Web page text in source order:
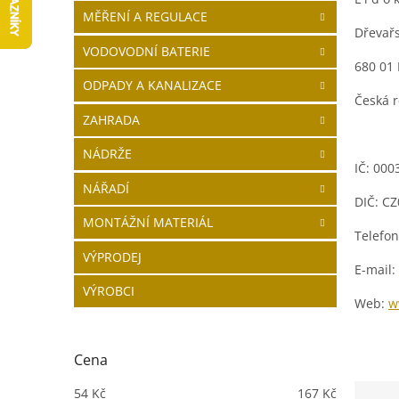
p
n
l
MĚŘENÍ A REGULACE
VODOVODNÍ BATERIE
ODPADY A KANALIZACE
ZAHRADA
NÁDRŽE
NÁŘADÍ
MONTÁŽNÍ MATERIÁL
VÝPRODEJ
VÝROBCI
Cena
54 Kč 167 Kč
680 01
Česká
IČ:
DIČ:
E-mail:
Web: